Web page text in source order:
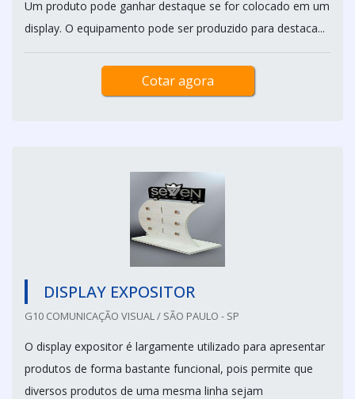
Um produto pode ganhar destaque se for colocado em um
display. O equipamento pode ser produzido para destaca...
Cotar agora
DISPLAY EXPOSITOR
G10 COMUNICAÇÃO VISUAL / SÃO PAULO - SP
O display expositor é largamente utilizado para apresentar
produtos de forma bastante funcional, pois permite que
diversos produtos de uma mesma linha sejam